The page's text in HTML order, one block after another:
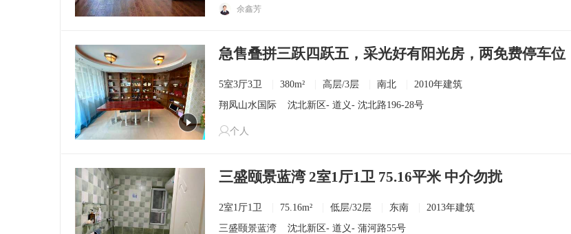
余鑫芳
5室3厅3卫 380m² 高层/3层 南北
2010年建筑
翔凤山水国际
沈北新区- 道义- 沈北路196-28号
个人
三盛颐景蓝湾 2室1厅1卫 75.16平米 中介勿扰
2室1厅1卫 75.16m² 低层/32层 东南
2013年建筑
三盛颐景蓝湾
沈北新区- 道义- 蒲河路55号